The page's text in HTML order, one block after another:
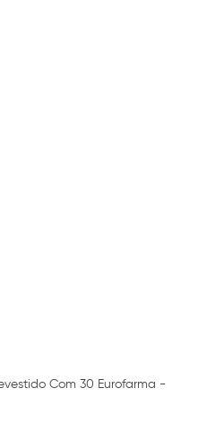
Com 30 Eurofarma -